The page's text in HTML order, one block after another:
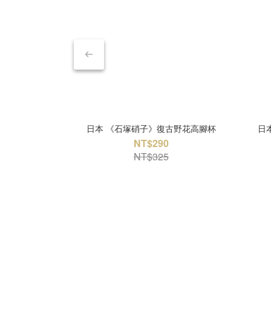
日本 《石塚硝子》復古野花高腳杯
NT$290
NT$325
日